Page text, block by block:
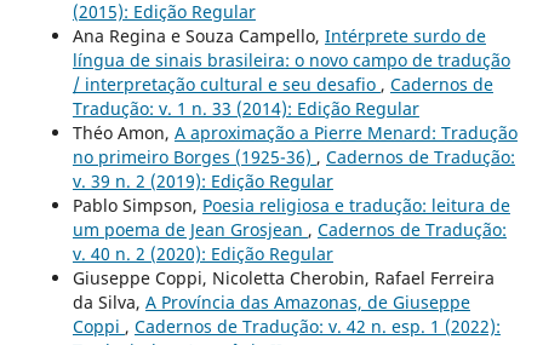
(2015): Edição Regular
Ana Regina e Souza Campello, Intérprete surdo de
língua de sinais brasileira: o novo campo de tradução
/ interpretação cultural e seu desafio , Cadernos de
Tradução: v. 1 n. 33 (2014): Edição Regular
Théo Amon, A aproximação a Pierre Menard: Tradução
no primeiro Borges (1925-36) , Cadernos de Tradução:
v. 39 n. 2 (2019): Edição Regular
Pablo Simpson, Poesia religiosa e tradução: leitura de
um poema de Jean Grosjean , Cadernos de Tradução:
v. 40 n. 2 (2020): Edição Regular
Giuseppe Coppi, Nicoletta Cherobin, Rafael Ferreira
da Silva, A Província das Amazonas, de Giuseppe
Coppi , Cadernos de Tradução: v. 42 n. esp. 1 (2022):